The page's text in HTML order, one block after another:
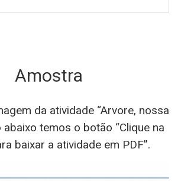
Amostra
da atividade “Arvore, nossa
abaixo temos o botão “Clique na
baixar a atividade em PDF”.